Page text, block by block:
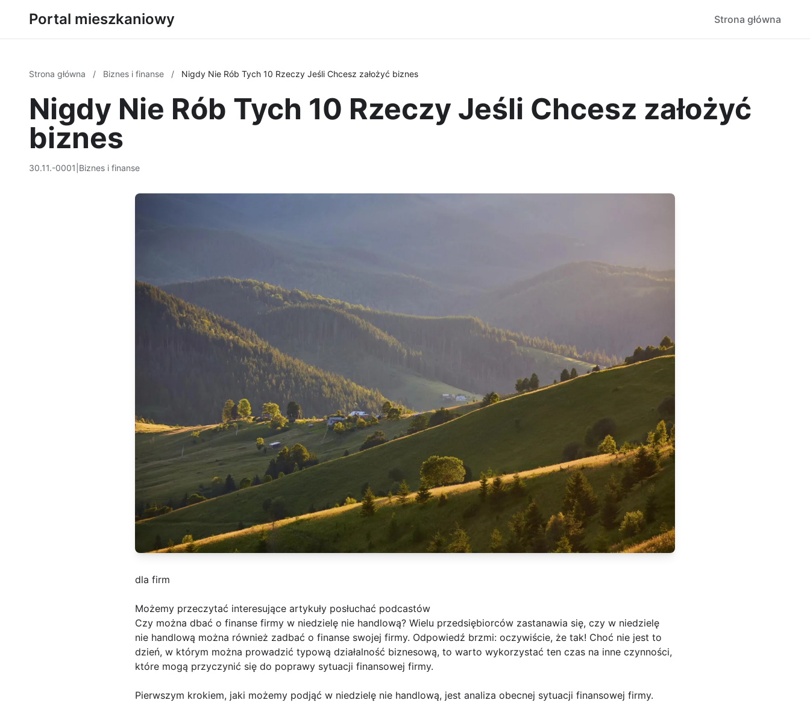
Portal mieszkaniowy Strona główna
Strona główna / Biznes i finanse / Nigdy Nie Rób Tych 10 Rzeczy Jeśli Chcesz założyć biznes
Nigdy Nie Rób Tych 10 Rzeczy Jeśli Chcesz założyć
biznes
30.11.-0001 Biznes i finanse
dla firm
Możemy przeczytać interesujące artykuły posłuchać podcastów
Czy można dbać o finanse firmy w niedzielę nie handlową? Wielu przedsiębiorców zastanawia się, czy w niedzielę
nie handlową można również zadbać o finanse swojej firmy. Odpowiedź brzmi: oczywiście, że tak! Choć nie jest to
dzień, w którym można prowadzić typową działalność biznesową, to warto wykorzystać ten czas na inne czynności,
które mogą przyczynić się do poprawy sytuacji finansowej firmy.
Pierwszym krokiem, jaki możemy podjąć w niedzielę nie handlową, jest analiza obecnej sytuacji finansowej firmy.